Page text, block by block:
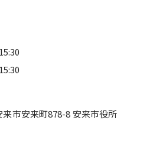
市安来町878-8 安来市役所